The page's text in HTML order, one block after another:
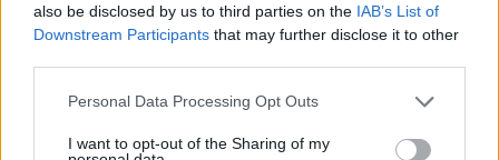
also be disclosed by us to third parties on the IAB’s List of
Downstream Participants that may further disclose it to other
Personal Data Processing Opt Outs
I want to opt-out of the Sharing of my